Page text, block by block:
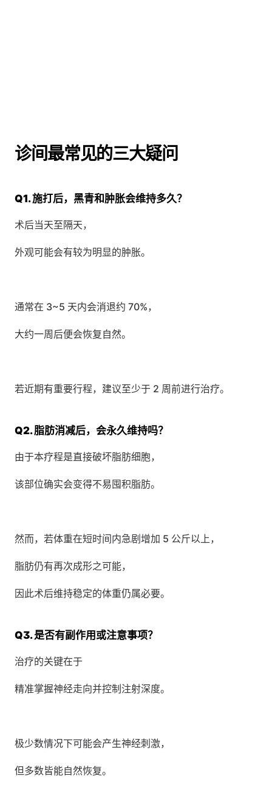
诊间最常见的三大疑问
Q1. 施打后，黑青和肿胀会维持多久？
术后当天至隔天，
外观可能会有较为明显的肿胀。
通常在 3~5 天内会消退约 70%，
大约一周后便会恢复自然。
若近期有重要行程，建议至少于 2 周前进行治疗。
Q2. 脂肪消减后，会永久维持吗？
由于本疗程是直接破坏脂肪细胞，
该部位确实会变得不易囤积脂肪。
然而，若体重在短时间内急剧增加 5 公斤以上，
脂肪仍有再次成形之可能，
因此术后维持稳定的体重仍属必要。
Q3. 是否有副作用或注意事项？
治疗的关键在于
精准掌握神经走向并控制注射深度。
极少数情况下可能会产生神经刺激，
但多数皆能自然恢复。